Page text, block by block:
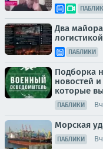
Два
ПАБЛИКИ
Подборка
новостей
которые
ПАБЛИКИ
Морская
ПАБЛИКИ